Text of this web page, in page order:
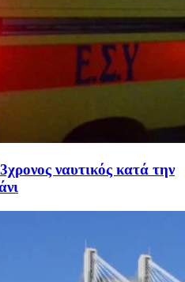
ναυτικός κατά την